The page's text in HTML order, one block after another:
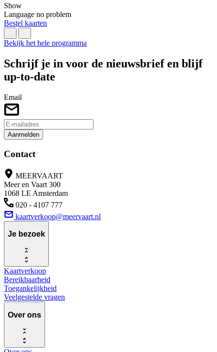
Show
Language no problem
Bestel kaarten
Bekijk het hele programma
Schrijf je in voor de nieuwsbrief en blijf
up-to-date
Email
Aanmelden
Contact
MEERVAART
Meer en Vaart 300
1068 LE Amsterdam
020 - 4107 777
kaartverkoop@meervaart.nl
Je bezoek
Kaartverkoop
Bereikbaarheid
Toegankelijkheid
Veelgestelde vragen
Over ons